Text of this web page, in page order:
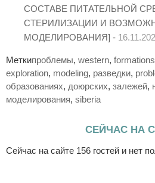
СОСТАВЕ ПИТАТЕЛЬНОЙ
СТЕРИЛИЗАЦИИ И
МОДЕЛИРОВАНИЯ] -
Меткипроблемы, western, formations
exploration, modeling, разведки,
образованиях, доюрских, залежей,
моделирования, siberia
СЕЙЧАС НА
Сейчас на сайте 156 гостей и нет